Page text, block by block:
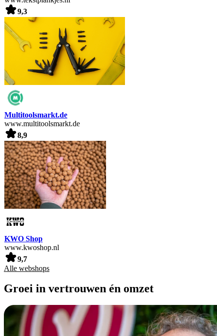
9,3
Multitoolsmarkt.de
www.multitoolsmarkt.de
8,9
KWO Shop
www.kwoshop.nl
9,7
Alle webshops
Groei in vertrouwen én omzet